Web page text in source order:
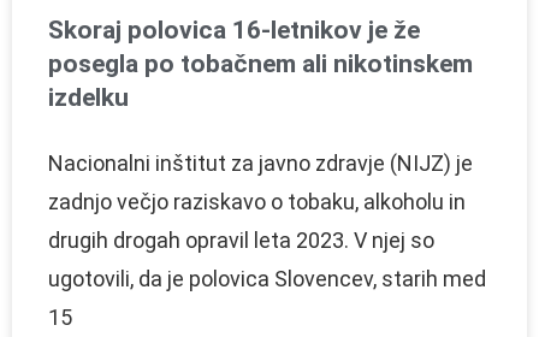
Skoraj polovica 16-letnikov je že
posegla po tobačnem ali nikotinskem
izdelku
Nacionalni inštitut za javno zdravje (NIJZ) je
zadnjo večjo raziskavo o tobaku, alkoholu in
drugih drogah opravil leta 2023. V njej so
ugotovili, da je polovica Slovencev, starih med
15